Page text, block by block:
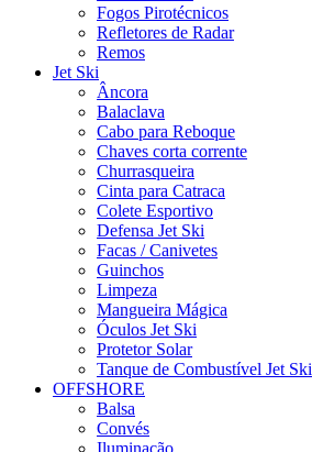
Fogos Pirotécnicos
Refletores de Radar
Remos
Jet Ski
Âncora
Balaclava
Cabo para Reboque
Chaves corta corrente
Churrasqueira
Cinta para Catraca
Colete Esportivo
Defensa Jet Ski
Facas / Canivetes
Guinchos
Limpeza
Mangueira Mágica
Óculos Jet Ski
Protetor Solar
Tanque de Combustível Jet Ski
OFFSHORE
Balsa
Convés
Iluminação